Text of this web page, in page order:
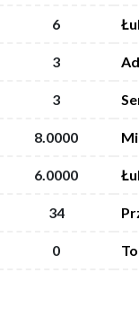
6
3
3
8.0000
6.0000
34
0